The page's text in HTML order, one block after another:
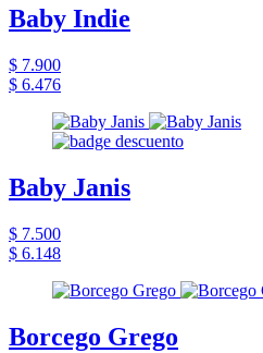
Baby Indie
$ 7.900
$ 6.476
Baby Janis
$ 7.500
$ 6.148
Borcego Grego